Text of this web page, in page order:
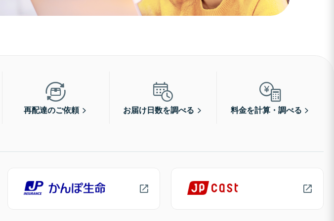
再配達のご依頼 お届け日数を調べる 料金を計算・調べる